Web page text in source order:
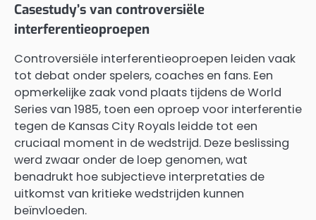
Casestudy’s van controversiële
interferentieoproepen
Controversiële interferentieoproepen leiden vaak
tot debat onder spelers, coaches en fans. Een
opmerkelijke zaak vond plaats tijdens de World
Series van 1985, toen een oproep voor interferentie
tegen de Kansas City Royals leidde tot een
cruciaal moment in de wedstrijd. Deze beslissing
werd zwaar onder de loep genomen, wat
benadrukt hoe subjectieve interpretaties de
uitkomst van kritieke wedstrijden kunnen
beïnvloeden.